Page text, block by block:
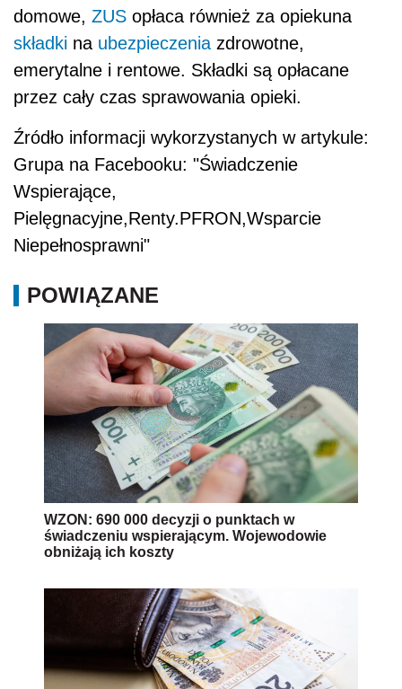
domowe, ZUS opłaca również za opiekuna
składki na ubezpieczenia zdrowotne,
emerytalne i rentowe. Składki są opłacane
przez cały czas sprawowania opieki.
Źródło informacji wykorzystanych w artykule:
Grupa na Facebooku: "Świadczenie
Wspierające,
Pielęgnacyjne,Renty.PFRON,Wsparcie
Niepełnosprawni"
POWIĄZANE
WZON: 690 000 decyzji o punktach w
świadczeniu wspierającym. Wojewodowie
obniżają ich koszty